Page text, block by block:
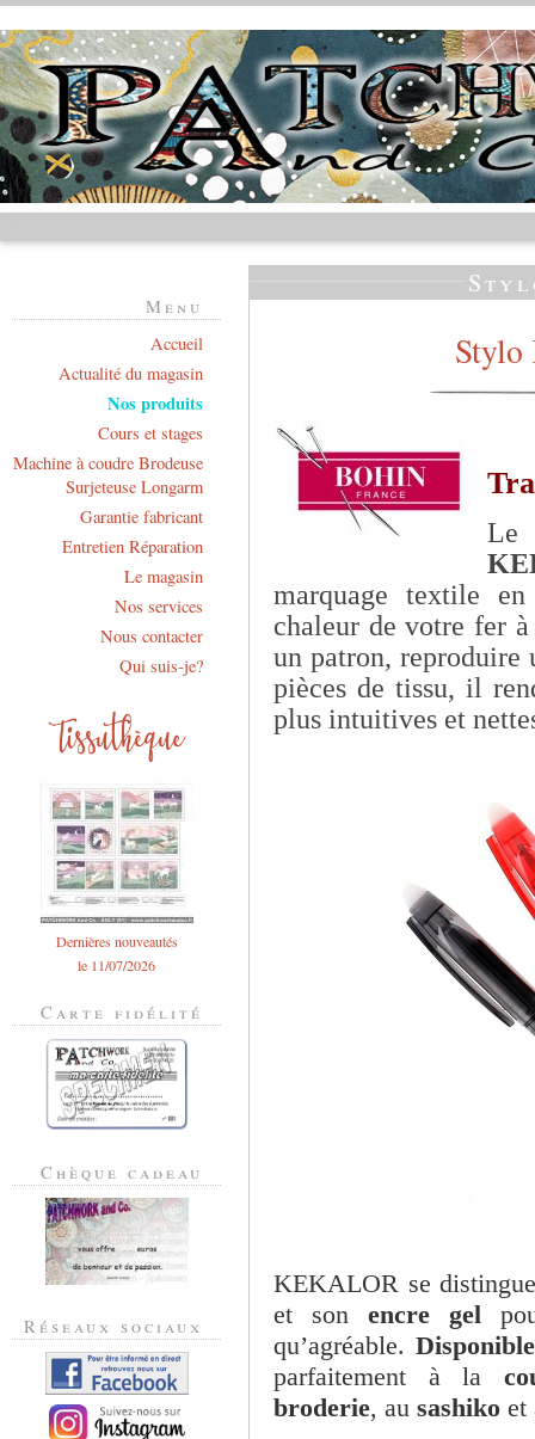
marquage textile
chaleur de votre fer à
un patron, reproduire
pièces de tissu, il
plus intuitives et
KEKALOR se
et son encre gel
qu’agréable.
parfaitement à la
broderie, au sashiko et
Menu
Accueil
Actualité du magasin
Nos produits
Cours et stages
Machine à coudre Brodeuse
Surjeteuse Longarm
Garantie fabricant
Entretien Réparation
Le magasin
Nos services
Nous contacter
Qui suis-je?
Dernières nouveautés
le 11/07/2026
Carte fidélité
Chèque cadeau
Réseaux sociaux